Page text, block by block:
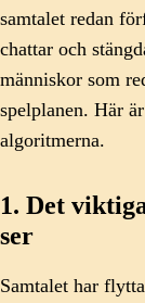
samtalet redan
chattar och
människor som
spelplanen. Här
algoritmerna.
1. Det
ser
Samtalet har